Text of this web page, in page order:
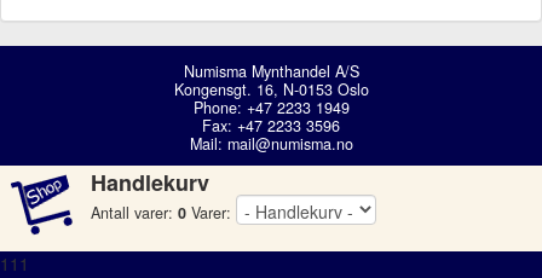
Numisma Mynthandel A/S
Kongensgt. 16, N-0153 Oslo
Phone: +47 2233 1949
Fax: +47 2233 3596
Mail: mail@numisma.no
Handlekurv
Antall varer: 0 Varer:
111